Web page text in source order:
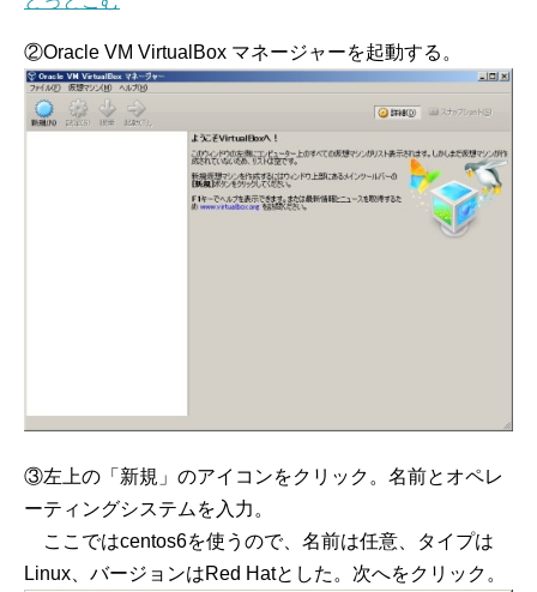
②Oracle VM VirtualBox マネージャーを起動する。
③左上の「新規」のアイコンをクリック。名前とオペレ
ーティングシステムを入力。
ここではcentos6を使うので、名前は任意、タイプは
Linux、バージョンはRed Hatとした。次へをクリック。